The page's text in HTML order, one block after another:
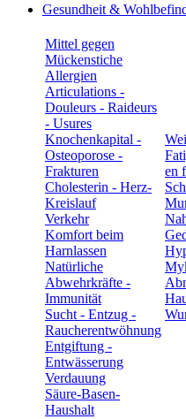
Gesundheit &
Mittel gegen
Mückenstiche
Allergien
Articulations -
Douleurs - Raideurs
- Usures
Knochenkapital -
Osteoporose -
Frakturen
Cholesterin - Herz-
Kreislauf
Verkehr
Komfort beim
Harnlassen
Natürliche
Abwehrkräfte -
Immunität
Sucht - Entzug -
Raucherentwöhnung
Entgiftung -
Entwässerung
Verdauung
Säure-Basen-
Haushalt
en